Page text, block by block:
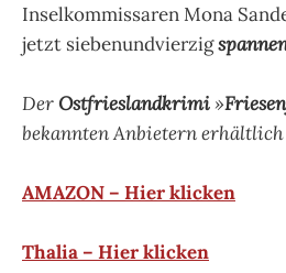
Inselkommissaren Mona
jetzt siebenundvierzig
DerOstfrieslandkrimi»
bekannten Anbietern
AMAZON – Hier klicken
Thalia – Hier klicken